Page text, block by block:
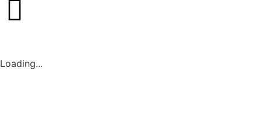
Loading...